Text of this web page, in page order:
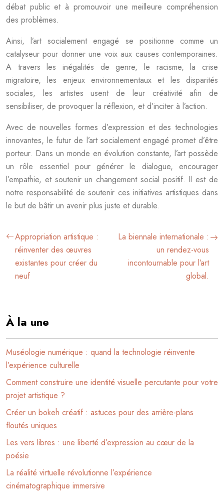
débat public et à promouvoir une meilleure compréhension
des problèmes.
Ainsi, l’art socialement engagé se positionne comme un
catalyseur pour donner une voix aux causes contemporaines.
A travers les inégalités de genre, le racisme, la crise
migratoire, les enjeux environnementaux et les disparités
sociales, les artistes usent de leur créativité afin de
sensibiliser, de provoquer la réflexion, et d’inciter à l’action.
Avec de nouvelles formes d’expression et des technologies
innovantes, le futur de l’art socialement engagé promet d’être
porteur. Dans un monde en évolution constante, l’art possède
un rôle essentiel pour générer le dialogue, encourager
l’empathie, et soutenir un changement social positif. Il est de
notre responsabilité de soutenir ces initiatives artistiques dans
le but de bâtir un avenir plus juste et durable.
Appropriation artistique :
réinventer des œuvres
existantes pour créer du
neuf
La biennale internationale :
un rendez-vous
incontournable pour l’art
global.
À la une
Muséologie numérique : quand la technologie réinvente
l’expérience culturelle
Comment construire une identité visuelle percutante pour votre
projet artistique ?
Créer un bokeh créatif : astuces pour des arrière-plans
floutés uniques
Les vers libres : une liberté d’expression au cœur de la
poésie
La réalité virtuelle révolutionne l’expérience
cinématographique immersive